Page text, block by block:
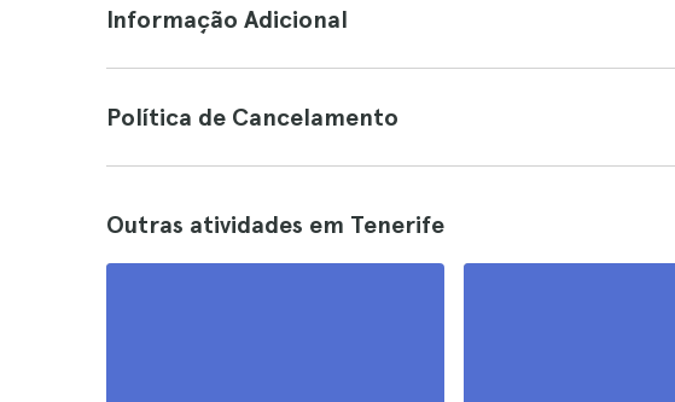
Informação Adicional
Política de Cancelamento
Outras atividades em Tenerife